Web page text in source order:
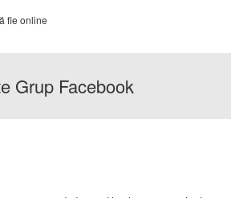
fie online
Grup Facebook